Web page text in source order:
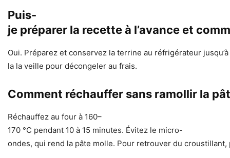
Puis-
je préparer la recette à l’avance et
Oui. Préparez et conservez la terrine au réfrigérateur
la la veille pour décongeler au frais.
Comment réchauffer sans ramollir la
Réchauffez au four à 160–
170 °C pendant 10 à 15 minutes. Évitez le micro-
ondes, qui rend la pâte molle. Pour retrouver du